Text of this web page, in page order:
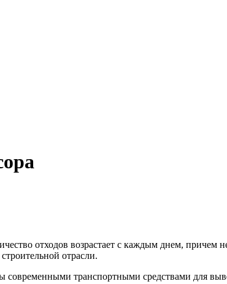
отходов возрастает с каждым днем, причем
отрасли.
транспортными средствами для